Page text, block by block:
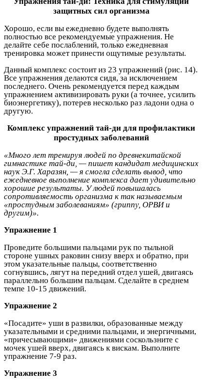
защитных сил организма
Хорошо, если вы ежедневно будете выполнять
полностью все рекомендуемые упражнения. Не
делайте себе послаблений, только ежедневная
тренировка может принести ощутимые результаты.
Данный комплекс состоит из 23 упражнений (рис. 14).
Все упражнения делаются сидя, за исключением
последнего. Очень рекомендуется перед каждым
упражнением активизировать руки (а точнее, усилить
биоэнергетику), потерев несколько раз ладони одна о
другую.
Комплекс упражнений тай-ди для профилактики
простудных заболеваний
«Много лет тренируя людей по древнекитайской
гимнастике тай-ди, — пишет кандидат медицинских
наук Э.Г. Харазян, — я смогла сделать вывод, что
ежедневное выполнение комплекса дает удивительно
хорошие результаты. У людей повышалась
сопротивляемость организма к так называемым
«простудным заболеваниям» (гриппу, ОРВИ и
другим)».
Упражнение 1
Проведите большими пальцами рук по тыльной
стороне ушных раковин снизу вверх и обратно, при
этом указательные пальцы, соответственно
согнувшись, лягут на передний отдел ушей, двигаясь
параллельно большим пальцам. Сделайте в среднем
темпе 10-15 движений.
Упражнение 2
«Посадите» уши в развилки, образованные между
указательными и средними пальцами, и энергичными,
«причесывающими» движениями соскользните с
мочек ушей вверх, двигаясь к вискам. Выполните
упражнение 7-9 раз.
Упражнение 3